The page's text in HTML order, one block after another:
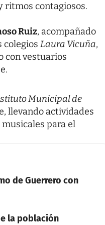
ritmos contagiosos.
Ruiz, acompañado
colegios Laura Vicuña,
con vestuarios
Municipal de
llevando actividades
para el
de Guerrero con
la población